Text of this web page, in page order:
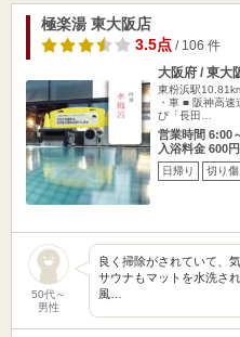
極楽湯 東大阪店
3.5点/ 106 件
大阪府 / 東大
東粉浜駅
・車 ■ 阪神高
び「長田…
営業時間 6:00
入浴料金 600
日帰り 切り傷
50代～
男性
良く掃除がされていて、
サウナもマットを水洗さ
風…